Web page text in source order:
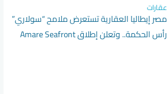
عقارات
مصر إيطاليا العقارية تستعرض ملامح “سولاري”
رأس الحكمة.. وتعلن إطلاق Amare Seafront